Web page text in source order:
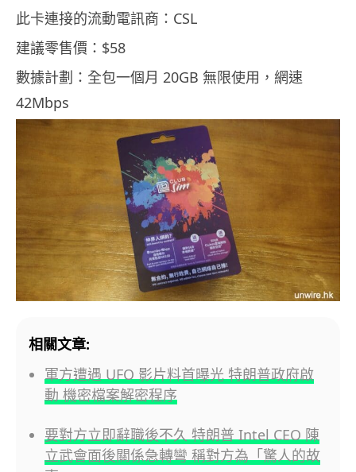
此卡連接的流動電訊商：CSL
建議零售價：$58
數據計劃：全包一個月 20GB 無限使用，網速
42Mbps
相關文章:
軍方遭遇 UFO 影片料首曝光 特朗普政府啟
動 機密檔案解密程序
要對方立即辭職後不久 特朗普 Intel CEO 陳
立武會面後關係急轉彎 稱對方為「驚人的故